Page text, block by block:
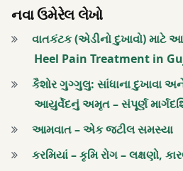
ભારતમાં
ભારતીય
પરંપરા
બૂસ્ટર
નવા ઉમેરેલ લેખો
વાતકંટક (એડીનો દુખાવો) માટે
Heel Pain Treatment in
કૈશોર ગુગ્ગુલુ: સાંધાના દુખાવા અને
આયુર્વેદનું અમૃત – સંપૂર્ણ
આમવાત – એક જટીલ સમસ્યા
કરમિયાં – કૃમિ રોગ – લક્ષણો,